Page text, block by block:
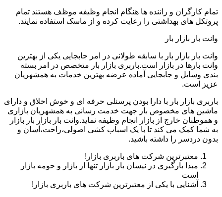
تمام کارگران و راننده ها هنگام انجام وظیفه موظف هستند تمام
پروتکل های بهداشتی را رعایت کرده و از ماسک استفاده نمایند.
وانت بار بازار بار
وانت بار بازار بار با سابقه طولانی در امر جابجایی یکی از بهترین
وانت بارها در بازار است.باربری بازار بار متخصص در امر بسته
بندی وسایل و جابجایی آماده عرضه بهترین خدمات به همشهریان
عزیز است.
باربری بازار بار با دارا بودن پرسنلی حرفه ای و خوش اخلاق و دارای
ماشین های مخصوص بار جهت خدمت رسانی به همشهریان بازاری
و هموطنان خارج از بازار انجام وظیفه نماید.وانت بار بازار بار بازار
به شما کمک می کند تا با یک اسباب کشی اصولی،راحت،آسان و
بدون دردسر را داشته باشید.
معتبرترین شرکت های باربری بازار!
مبدا بارگیری در نیسان بار بازار تنها از بازار و حومه بازار
است
آشنایی با یکی از معتبرترین شرکت های باربری بازار!